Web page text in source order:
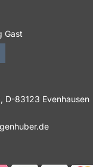
Gast
D-83123 Evenhausen